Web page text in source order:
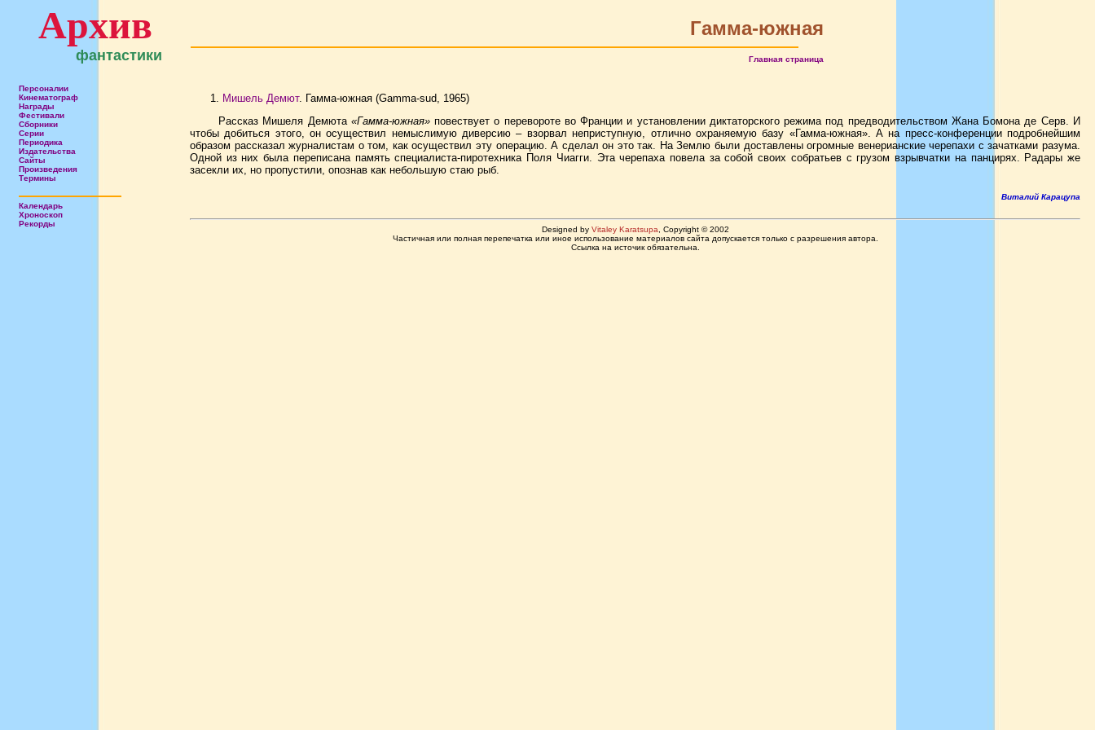
Архив
фантастики
Гамма-южная
Главная страница
Персоналии
Кинематограф
Награды
Фестивали
Сборники
Серии
Периодика
Издательства
Сайты
Произведения
Термины
Календарь
Хроноскоп
Рекорды
Мишель Демют. Гамма-южная (Gamma-sud, 1965)
Рассказ Мишеля Демюта «Гамма-южная»повествует о перевороте во Франции и установлении диктаторского режима под предводительством Жана Бомона де Серв. И
чтобы добиться этого, он осуществил немыслимую диверсию – взорвал неприступную, отлично охраняемую базу «Гамма-южная». А на пресс-конференции подробнейшим
образом рассказал журналистам о том, как осуществил эту операцию. А сделал он это так. На Землю были доставлены огромные венерианские черепахи с зачатками разума.
Одной из них была переписана память специалиста-пиротехника Поля Чиагги. Эта черепаха повела за собой своих собратьев с грузом взрывчатки на панцирях. Радары же
засекли их, но пропустили, опознав как небольшую стаю рыб.
Виталий Карацупа
Designed by Vitaley Karatsupa , Copyright © 2002
Частичная или полная перепечатка или иное использование материалов сайта допускается только с разрешения автора.
Ссылка на источик обязательна.